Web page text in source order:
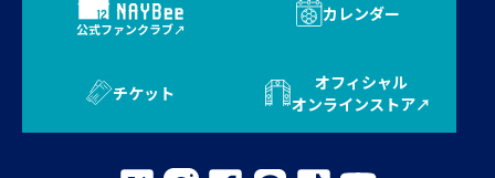
公式ファンクラブ
カレンダー
チケット
オフィシャル
オンラインストア